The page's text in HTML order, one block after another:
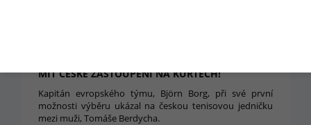
MÍT ČESKÉ ZASTOUPENÍ NA KURTECH!
Kapitán evropského týmu, Björn Borg, při své první
možnosti výběru ukázal na českou tenisovou jedničku
mezi muži, Tomáše Berdycha.